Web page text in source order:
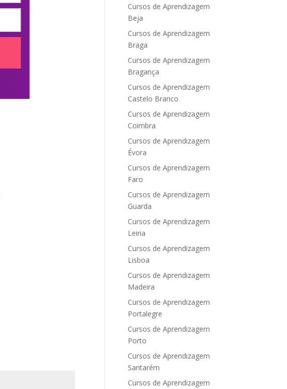
Cursos de Aprendizagem
Beja
Cursos de Aprendizagem
Braga
Cursos de Aprendizagem
Bragança
Cursos de Aprendizagem
Castelo Branco
Cursos de Aprendizagem
Coimbra
Cursos de Aprendizagem
Évora
Cursos de Aprendizagem
Faro
Cursos de Aprendizagem
Guarda
Cursos de Aprendizagem
Leiria
Cursos de Aprendizagem
Lisboa
Cursos de Aprendizagem
Madeira
Cursos de Aprendizagem
Portalegre
Cursos de Aprendizagem
Porto
Cursos de Aprendizagem
Santarém
Cursos de Aprendizagem